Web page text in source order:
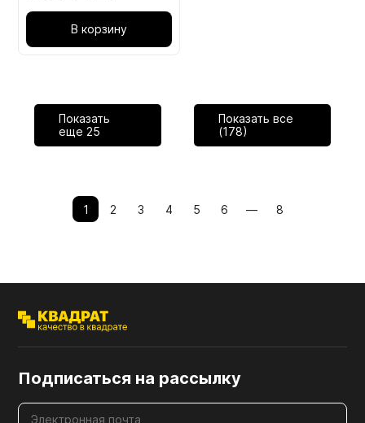
В корзину
Показать
еще 25
Показать все
(178)
1 2 3 4 5 6 — 8
Подписаться на рассылку